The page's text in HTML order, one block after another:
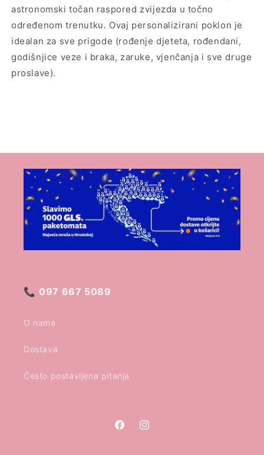
astronomski točan raspored zvijezda u točno
određenom trenutku. Ovaj personalizirani poklon je
idealan za sve prigode (rođenje djeteta, rođendani,
godišnjice veze i braka, zaruke, vjenčanja i sve druge
proslave).
📞 097 667 5089
O nama
Dostava
Često postavljena pitanja
FacebookInstagram